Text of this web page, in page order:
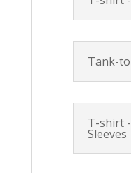
Tank-
T-shirt
Sleeves